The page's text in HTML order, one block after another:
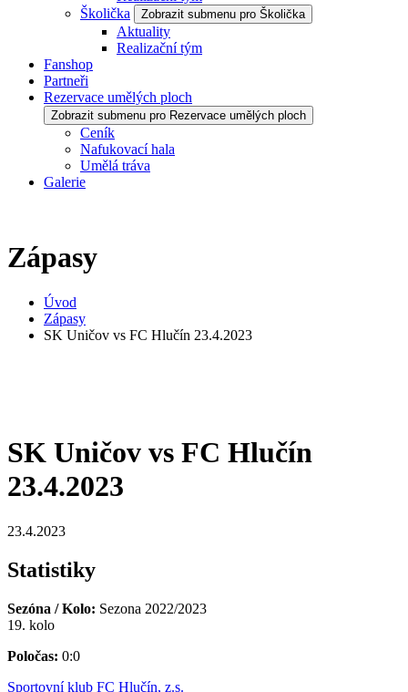
Školička
Zobrazit submenu pro Školička
Aktuality
Realizační tým
Fanshop
Partneři
Rezervace umělých ploch
Zobrazit submenu pro Rezervace umělých ploch
Ceník
Nafukovací hala
Umělá tráva
Galerie
Zápasy
Úvod
Zápasy
SK Uničov vs FC Hlučín 23.4.2023
SK Uničov vs FC Hlučín
23.4.2023
23.4.2023
Statistiky
Sezóna / Kolo: Sezona 2022/2023
19. kolo
Poločas: 0:0
Sportovní klub FC Hlučín, z.s.